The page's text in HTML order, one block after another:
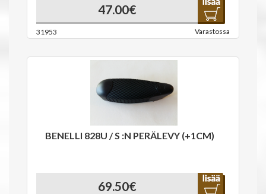
47.00€
31953 Varastossa
BENELLI 828U / S :N PERÄLEVY (+1CM)
69.50€